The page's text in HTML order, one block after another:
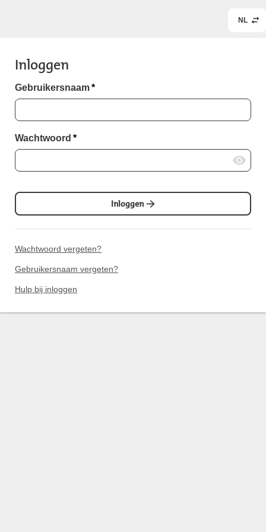
NL
Inloggen
Gebruikersnaam*
Wachtwoord *
Inloggen
Wachtwoord vergeten?
Gebruikersnaam vergeten?
Hulp bij inloggen